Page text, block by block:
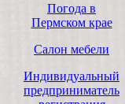
Погода в
Пермском крае
Салон мебели
Индивидуальный
предприниматель